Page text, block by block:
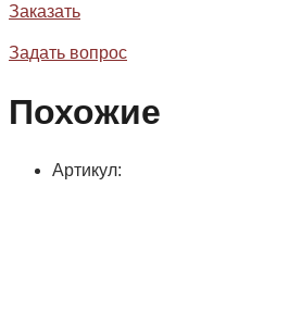
Заказать
Задать вопрос
Похожие
Артикул: